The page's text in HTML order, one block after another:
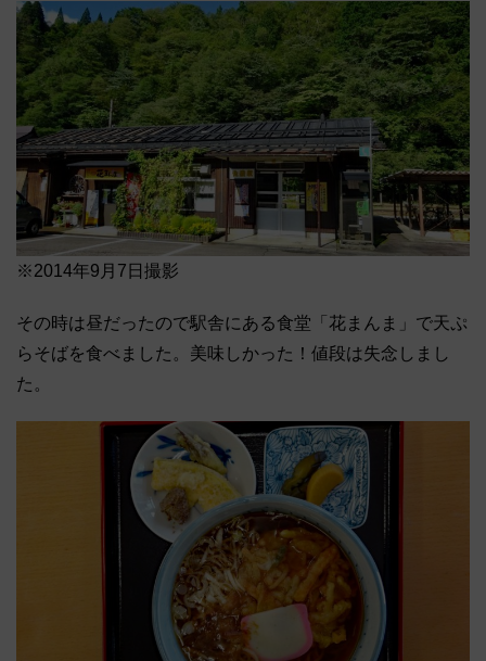
※2014年9月7日撮影
その時は昼だったので駅舎にある食堂「花まんま」で天ぷ
らそばを食べました。美味しかった！値段は失念しまし
た。